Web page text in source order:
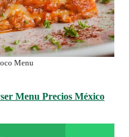
Menu
Menu Precios México